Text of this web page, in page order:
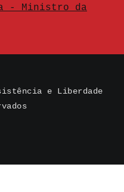
e Liberdade